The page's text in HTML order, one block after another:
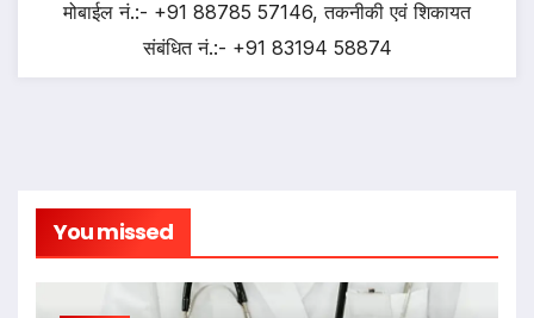
मोबाईल नं.:- +91 88785 57146, तकनीकी एवं शिकायत
संबंधित नं.:- +91 83194 58874
You missed